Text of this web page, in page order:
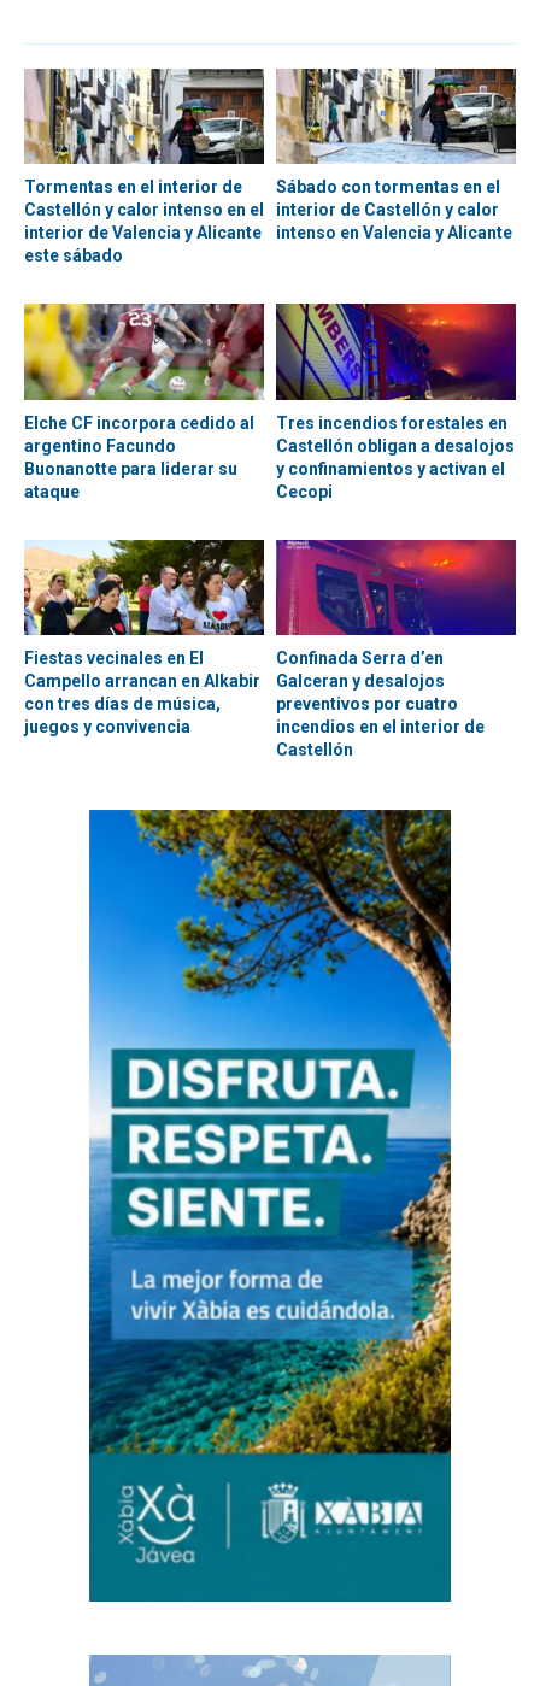
Tormentas en el interior de
Castellón y calor intenso en el
interior de Valencia y Alicante
este sábado
Sábado con tormentas en el
interior de Castellón y calor
intenso en Valencia y Alicante
Elche CF incorpora cedido al
argentino Facundo
Buonanotte para liderar su
ataque
Tres incendios forestales en
Castellón obligan a desalojos
y confinamientos y activan el
Cecopi
Fiestas vecinales en El
Campello arrancan en Alkabir
con tres días de música,
juegos y convivencia
Confinada Serra d’en
Galceran y desalojos
preventivos por cuatro
incendios en el interior de
Castellón